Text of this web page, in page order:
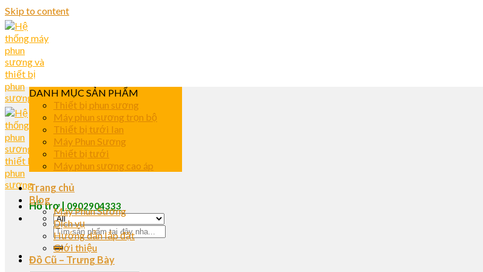
Skip to content
Hỗ trợ | 0902904333
DANH MỤC SẢN PHẨM
Thiết bị phun sương
Máy phun sương trọn bộ
Thiết bị tưới lan
Máy Phun Sương
Thiết bị tưới
Máy phun sương cao áp
Trang chủ
Blog
Máy Phun Sương
Dịch vụ
Hướng dẫn lắp đặt
Giới thiệu
Đồ Cũ – Trưng Bày